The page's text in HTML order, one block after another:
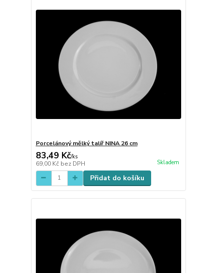
Porcelánový mělký talíř NINA 26 cm
83,49 Kč/ks
69,00 Kč bez DPH Skladem
Přidat do košíku